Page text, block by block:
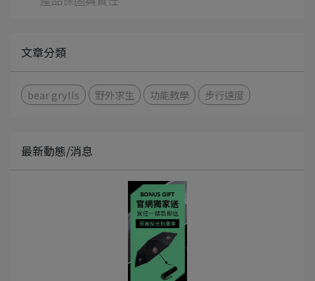
文章分類
bear grylls 野外求生 功能教學 步行速度
最新動態/消息